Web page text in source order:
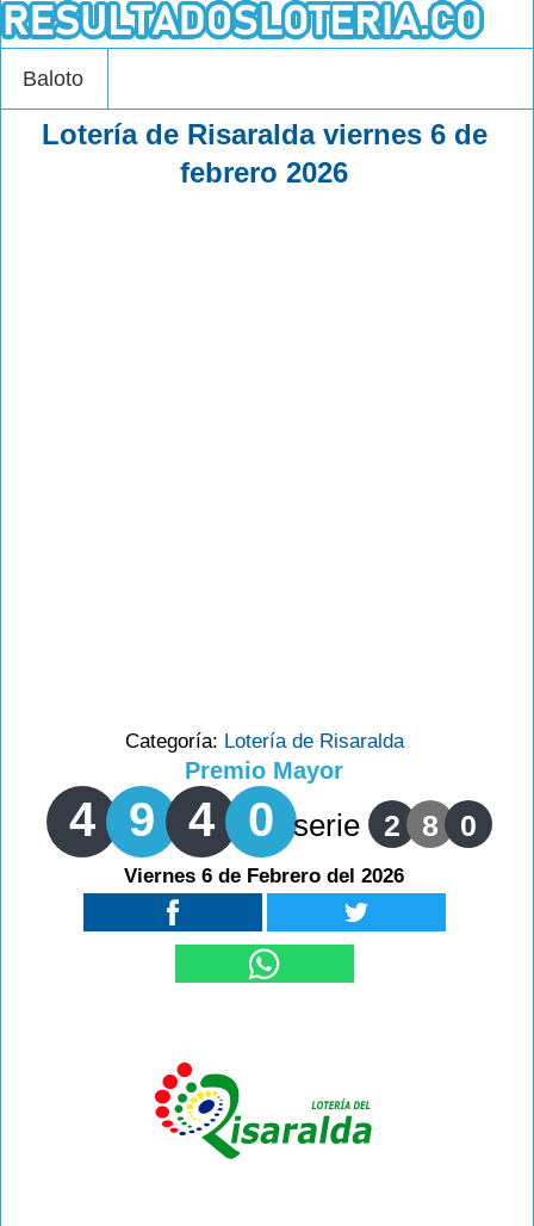
Baloto
Lotería de Risaralda viernes 6 de
febrero 2026
Categoría: Lotería de Risaralda
Premio Mayor
4 9 4 0 serie 2 8 0
Viernes 6 de Febrero del 2026